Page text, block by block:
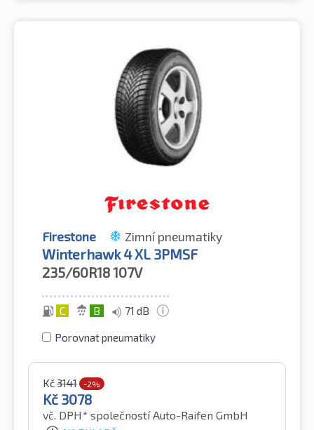
Firestone Zimní pneumatiky
Winterhawk 4 XL 3PMSF
235/60R18107V
C B 71 dB
Porovnat pneumatiky
Kč3141 -2%
Kč 3078
vč. DPH* společností Auto-Raifen GmbH